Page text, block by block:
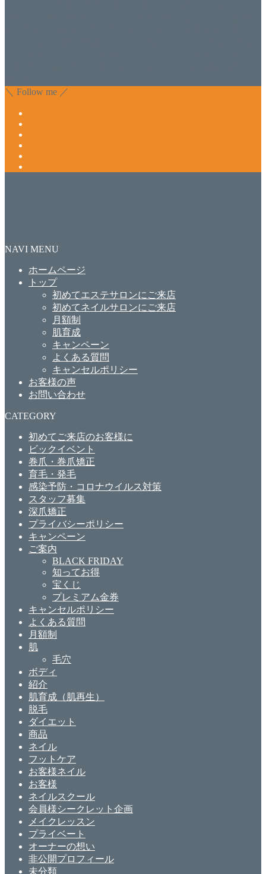
＼ Follow me ／
NAVI MENU
ホームページ
トップ
初めてエステサロンにご来店
初めてネイルサロンにご来店
月額制
肌育成
キャンペーン
よくある質問
キャンセルポリシー
お客様の声
お問い合わせ
CATEGORY
初めてご来店のお客様に
ビックイベント
巻爪・巻爪矯正
育毛・発毛
感染予防・コロナウイルス対策
スタッフ募集
深爪矯正
プライバシーポリシー
キャンペーン
ご案内
BLACK FRIDAY
知ってお得
宝くじ
プレミアム金券
キャンセルポリシー
よくある質問
月額制
肌
毛穴
ボディ
紹介
肌育成（肌再生）
脱毛
ダイエット
商品
ネイル
フットケア
お客様ネイル
お客様
ネイルスクール
会員様シークレット企画
メイクレッスン
プライベート
オーナーの想い
非公開プロフィール
未分類